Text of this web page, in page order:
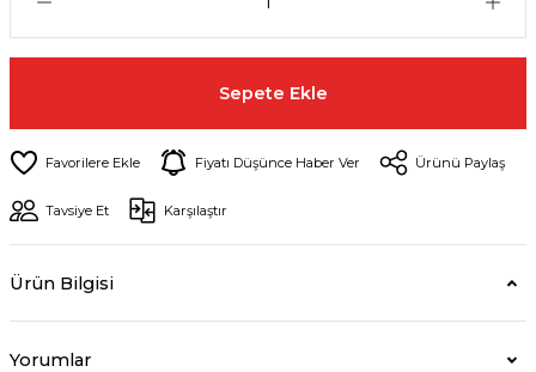
Sepete Ekle
Fiyatı Düşünce Haber Ver Ürünü Paylaş
Tavsiye Et Karşılaştır
Ürün Bilgisi
Yorumlar